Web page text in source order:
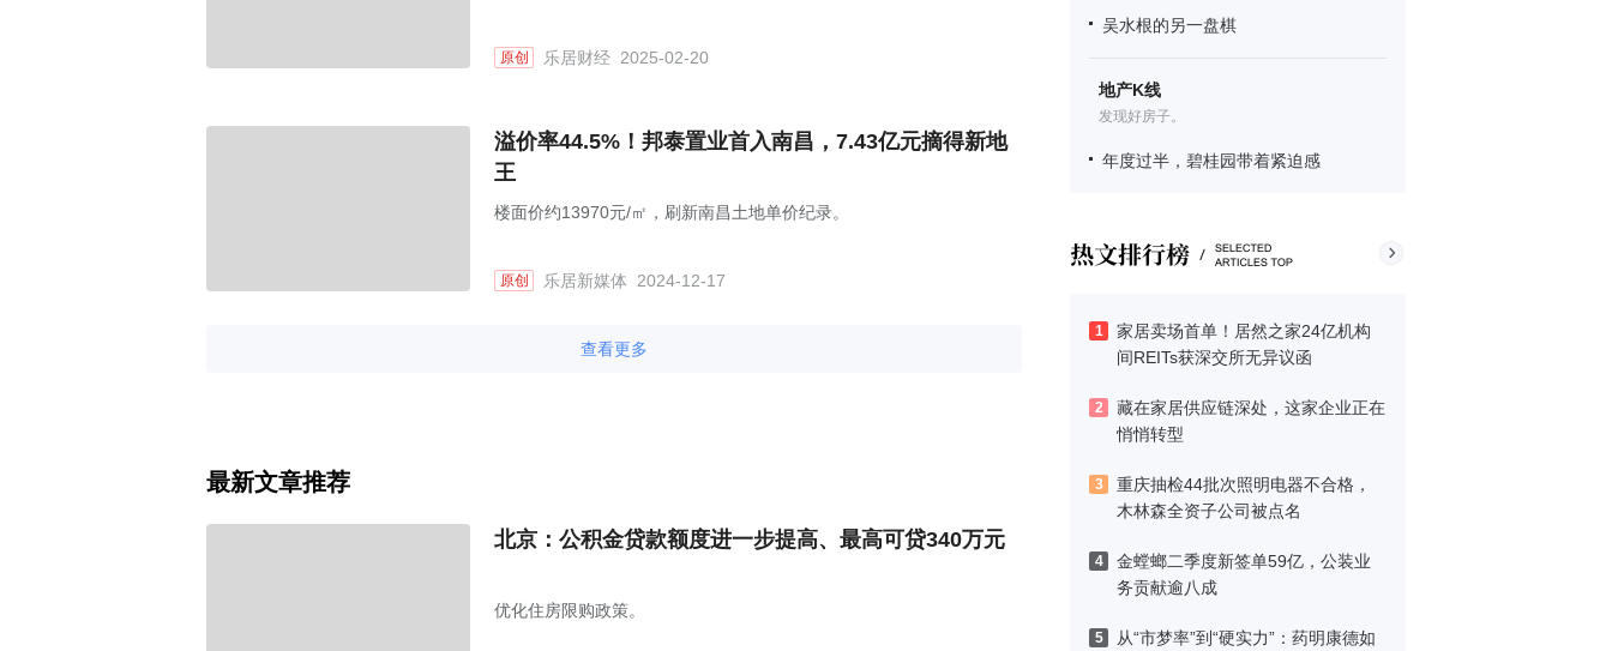
吴水根的另一盘棋
地产K线
发现好房子。
年度过半，碧桂园带着紧迫感
1
家居卖场首单！居然之家24亿机构
间REITs获深交所无异议函
2
藏在家居供应链深处，这家企业正在
悄悄转型
3
重庆抽检44批次照明电器不合格，
木林森全资子公司被点名
4
金螳螂二季度新签单59亿，公装业
务贡献逾八成
5
从“市梦率”到“硬实力”：药明康德如
原创 乐居财经 2025-02-20
溢价率44.5%！邦泰置业首入南昌，7.43亿元摘得新地
王
楼面价约13970元/㎡，刷新南昌土地单价纪录。
原创 乐居新媒体 2024-12-17
查看更多
最新文章推荐
北京：公积金贷款额度进一步提高、最高可贷340万元
优化住房限购政策。